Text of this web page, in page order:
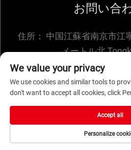
お問い合
住所：
中国江蘇省南京市江
メートル北
メールアドレス：
© 2025 NANJING ENIGMA
著作権所有 -プライバ
We value your privacy
We use cookies and similar tools to
don't want to accept all cookies, click
Personalize
Accept all